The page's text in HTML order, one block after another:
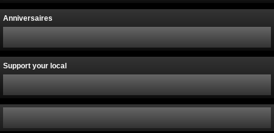
Anniversaires
Support your local